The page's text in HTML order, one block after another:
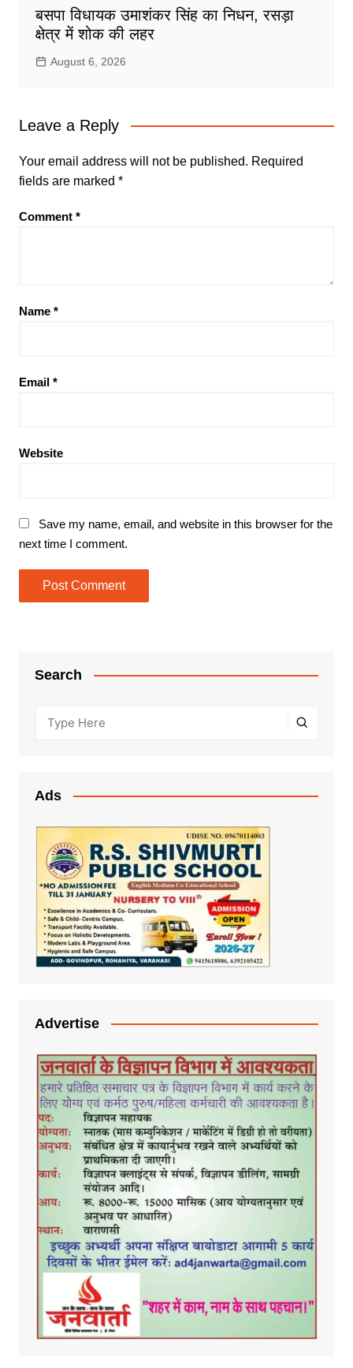
बसपा विधायक उमाशंकर सिंह का निधन, रसड़ा
क्षेत्र में शोक की लहर
August 6, 2026
Leave a Reply
Your email address will not be published. Required
fields are marked *
Comment *
Name *
Email *
Website
Save my name, email, and website in this browser for the
next time I comment.
Search
Ads
Advertise